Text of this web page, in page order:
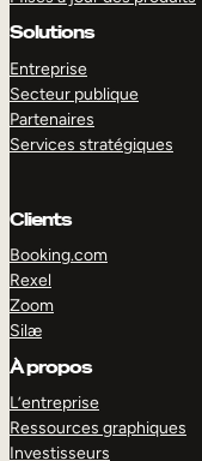
Solutions
Entreprise
Secteur publique
Partenaires
Services stratégiques
Clients
Booking.com
Rexel
Zoom
Silæ
À propos
L’entreprise
Ressources graphiques
Investisseurs